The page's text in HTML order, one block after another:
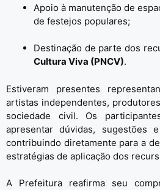
Apoio à manutenção de
de festejos populares;
Destinação de parte dos
Cultura Viva (PNCV).
Estiveram presentes
artistas independentes,
sociedade civil. Os
apresentar dúvidas, sugestões
contribuindo diretamente para a
estratégias de aplicação dos
A Prefeitura reafirma seu